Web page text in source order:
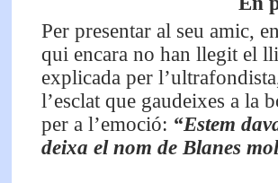
Per presentar al seu amic,
qui encara no han llegit el
explicada per
l’esclat que gaudeixes a la
per a l’emoció: “Estem
deixa el nom de Blanes